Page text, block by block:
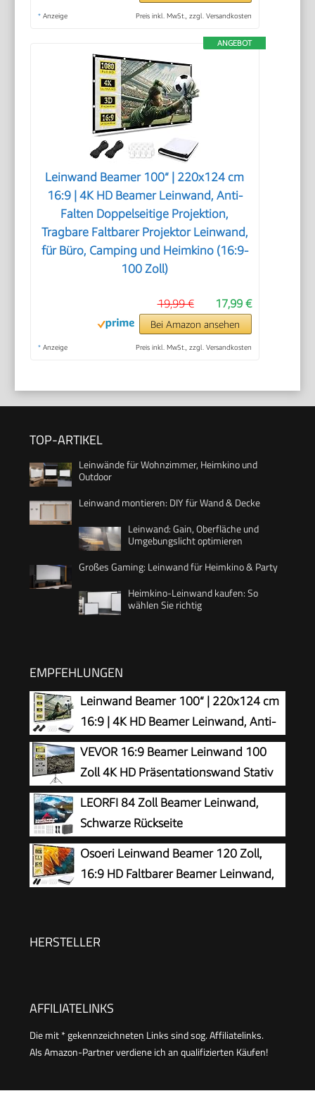
* Anzeige Preis inkl. MwSt., zzgl. Versandkosten
ANGEBOT
Leinwand Beamer 100“ | 220x124 cm
16:9 | 4K HD Beamer Leinwand, Anti-
Falten Doppelseitige Projektion,
Tragbare Faltbarer Projektor Leinwand,
für Büro, Camping und Heimkino (16:9-
100 Zoll)
17,99 €
19,99 €
Bei Amazon ansehen
* Anzeige Preis inkl. MwSt., zzgl. Versandkosten
TOP-ARTIKEL
Leinwände für Wohnzimmer, Heimkino und
Outdoor
Leinwand montieren: DIY für Wand & Decke
Leinwand: Gain, Oberfläche und
Umgebungslicht optimieren
Großes Gaming: Leinwand für Heimkino & Party
Heimkino-Leinwand kaufen: So
wählen Sie richtig
EMPFEHLUNGEN
Leinwand Beamer 100“ | 220x124 cm
16:9 | 4K HD Beamer Leinwand, Anti-
Falten Doppelseitige Projektion,
Tragbare Faltbarer Projektor Leinwand, für Büro,
Camping und Heimkino (16:9-100 Zoll)
VEVOR 16:9 Beamer Leinwand 100
Zoll 4K HD Präsentationswand Stativ
Projektionsfläche 227x127cm
Rolloleinwand ​160-Grad-Betrachtungswinkel
Leinwand 200-250cm Höhenverstellbar für
Heimkino Tagungsraum
LEORFI 84 Zoll Beamer Leinwand,
Schwarze Rückseite
Projektionsleinwand
Osoeri Leinwand Beamer 120 Zoll,
16:9 HD Faltbarer Beamer Leinwand,
Leinwände für Zuhause, Schule, Treffen
HERSTELLER
AFFILIATELINKS
Die mit * gekennzeichneten Links sind sog. Affiliatelinks.
Als Amazon-Partner verdiene ich an qualifizierten Käufen!